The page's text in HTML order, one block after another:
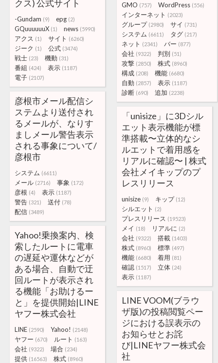
GMO (757) WordPress (556)
インターネット (2023)
グループ (2980) サイ (731)
システム (6611) タグ (217)
ネット (2341) バー (877)
会社 (9322) 判別 (51)
攻撃 (2850) 株式 (8960)
構成 (208) 機能 (6680)
自動 (2857) 表示 (1187)
診断 (690) 追加 (2238)
クス) 公式サイト
-Gundam (9) epg (2)
GQuuuuuuX (1) news (5990)
アクス (1) サイト (6260)
ジーク (1) 公式 (3474)
戦士 (23) 機動 (31)
番組 (424) 表示 (1187)
電子 (2107)
彦根市メール配信シ
ステムより送付され
るメールが、なりす
ましメール警告表示
される事象について/
彦根市
システム (6611)
メール (2716) 事象 (172)
彦根 (4) 表示 (1187)
警告 (321) 送付 (78)
配信 (3489)
「unisize」に3Dシル
エット表示機能が標
準搭載〜立体的なシ
ルエットで着用感を
リアルに確認〜 | 株式
会社メイキップのプ
レスリリース
unisize (9) キップ (12)
シルエット (2)
プレスリリース (19523)
メイ (18) リアルに (2)
会社 (9322) 搭載 (1403)
株式 (8960) 標準 (497)
機能 (6680) 着用 (81)
確認 (1517) 立体 (24)
表示 (1187)
Yahoo!乗換案内、検
索したルートに電車
の遅延や運休などが
ある場合、自動で迂
回ルートが表示され
る機能「お助けるー
と」を提供開始|LINE
ヤフー株式会社
LINE (2590) Yahoo! (2148)
ヤフー (670) ルート (163)
会社 (9322) 場合 (234)
提供 (16563) 株式 (8960)
LINE VOOM(ブラウ
ザ版)の投稿閲覧ペー
ジにおける誤表示の
お知らせとお詫
び|LINEヤフー株式会
社